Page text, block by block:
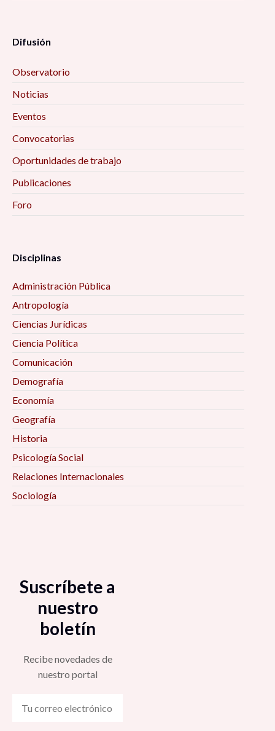
Difusión
Observatorio
Noticias
Eventos
Convocatorias
Oportunidades de trabajo
Publicaciones
Foro
Disciplinas
Administración Pública
Antropología
Ciencias Jurídicas
Ciencia Política
Comunicación
Demografía
Economía
Geografía
Historia
Psicología Social
Relaciones Internacionales
Sociología
Suscríbete a
nuestro
boletín
Recibe novedades de
nuestro portal